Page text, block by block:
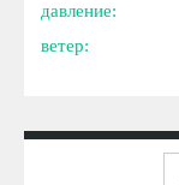
давление:
ветер: